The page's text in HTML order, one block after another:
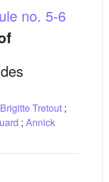
no. 5-6
Brigitte Tretout ;
; Annick